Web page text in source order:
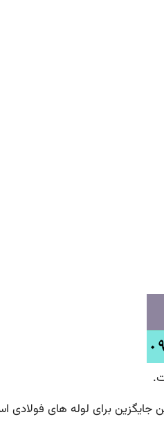
جایگزین برای لوله های فولادی